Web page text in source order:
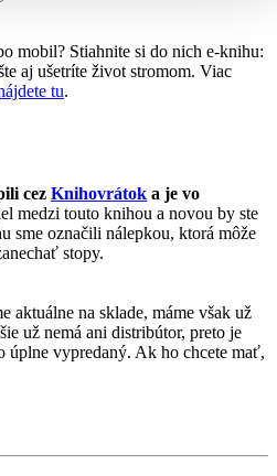
mobil? Stiahnite si do nich e-knihu:
aj ušetríte život stromom. Viac
tu.
cez Knihovrátok a je vo
medzi touto knihou a novou by ste
sme označili nálepkou, ktorá môže
stopy.
aktuálne na sklade, máme však už
už nemá ani distribútor, preto je
úplne vypredaný. Ak ho chcete mať,